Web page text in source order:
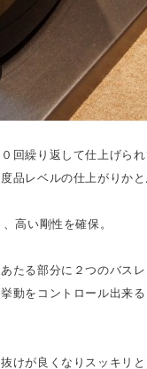
回繰り返して仕上げら
品レベルの仕上がりかと
高い剛性を確保。
たる部分に２つのバス
動をコントロール出来る
けが良くなりスッキリと